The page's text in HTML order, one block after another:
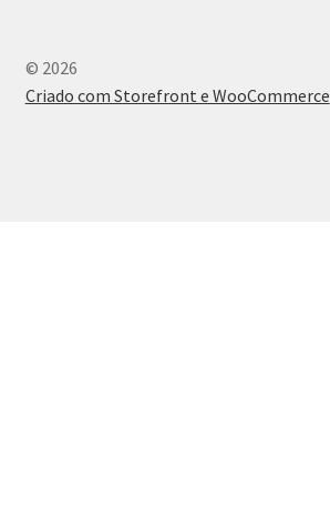
© 2026
Criado com Storefront e WooCommerce